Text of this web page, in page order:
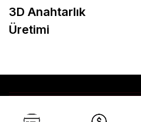
3D Anahtarlık
Üretimi